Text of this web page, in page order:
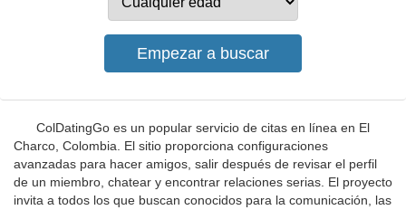
ColDatingGo es un popular servicio de citas en línea en El
Charco, Colombia. El sitio proporciona configuraciones
avanzadas para hacer amigos, salir después de revisar el perfil
de un miembro, chatear y encontrar relaciones serias. El proyecto
invita a todos los que buscan conocidos para la comunicación, las